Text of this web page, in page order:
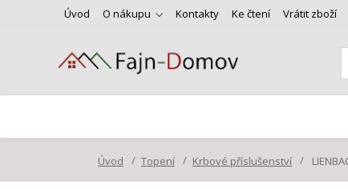
Úvod O nákupu Kontakty Ke čtení Vrátit zboží
Úvod Topení Krbové příslušenství